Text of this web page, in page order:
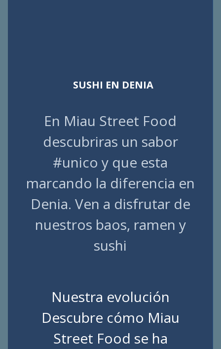
SUSHI EN DENIA
En Miau Street Food
descubriras un sabor
#unico y que esta
marcando la diferencia en
Denia. Ven a disfrutar de
nuestros baos, ramen y
sushi
Nuestra evolución
Descubre cómo Miau
Street Food se ha